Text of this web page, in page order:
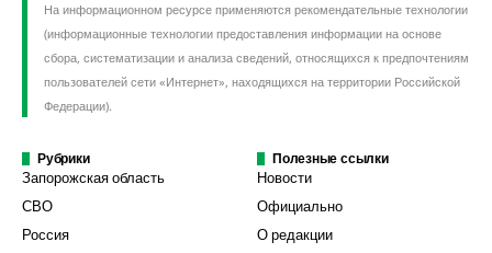
На информационном ресурсе применяются рекомендательные технологии
(информационные технологии предоставления информации на основе
сбора, систематизации и анализа сведений, относящихся к предпочтениям
пользователей сети «Интернет», находящихся на территории Российской
Федерации).
Рубрики
Запорожская область
СВО
Россия
Полезные ссылки
Новости
Официально
О редакции